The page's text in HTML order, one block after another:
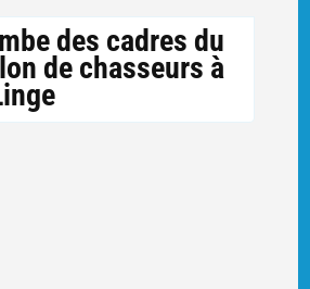
des cadres du
de chasseurs à